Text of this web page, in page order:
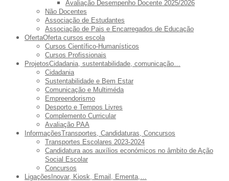
Avaliação Desempenho Docente 2025/2026
Não Docentes
Associação de Estudantes
Associação de Pais e Encarregados de Educação
OfertaOferta cursos escola
Cursos Científico-Humanísticos
Cursos Profissionais
ProjetosCidadania, sustentabilidade, comunicação…
Cidadania
Sustentabilidade e Bem Estar
Comunicação e Multiméda
Empreendorismo
Desporto e Tempos Livres
Complemento Curricular
Avaliação PAA
InformaçõesTransportes, Candidaturas, Concursos
Transportes Escolares 2023-2024
Candidatura aos auxílios económicos no âmbito de Ação
Social Escolar
Concursos
Ligações Inovar, Kiosk, Email, Ementa,…